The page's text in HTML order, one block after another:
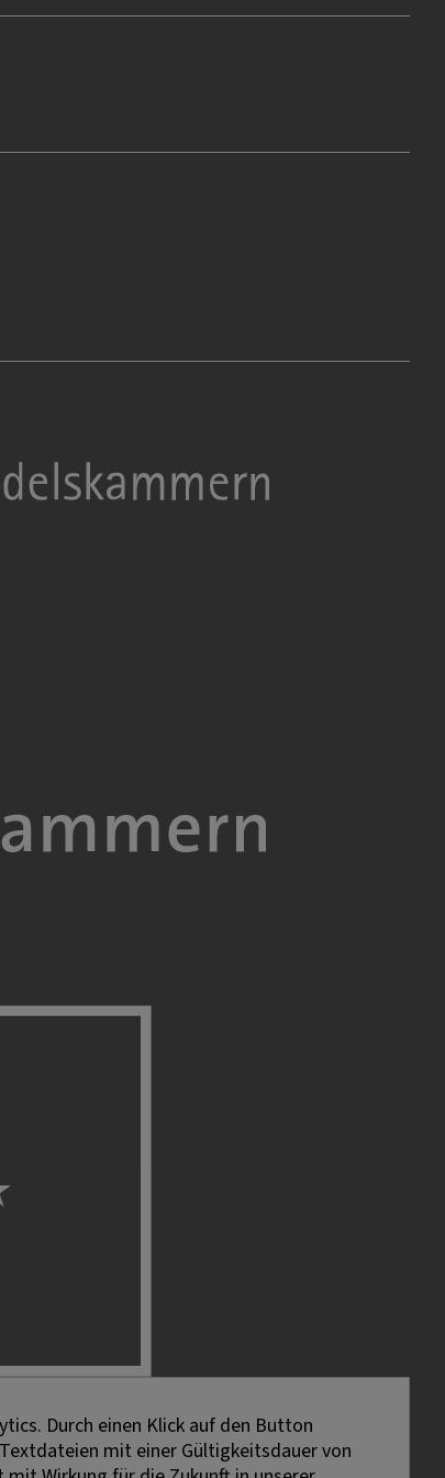
Durch einen Klick auf den Button
mit einer Gültigkeitsdauer von